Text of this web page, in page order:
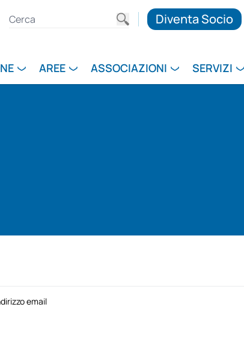
Diventa Socio
AREE ASSOCIAZIONI SERVIZI
email